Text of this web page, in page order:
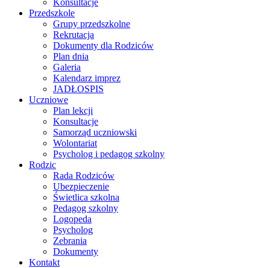
Przedszkole
Grupy przedszkolne
Rekrutacja
Dokumenty dla Rodziców
Plan dnia
Galeria
Kalendarz imprez
JADŁOSPIS
Uczniowe
Plan lekcji
Konsultacje
Samorząd uczniowski
Wolontariat
Psycholog i pedagog szkolny
Rodzic
Rada Rodziców
Ubezpieczenie
Świetlica szkolna
Pedagog szkolny
Logopeda
Psycholog
Zebrania
Dokumenty
Kontakt